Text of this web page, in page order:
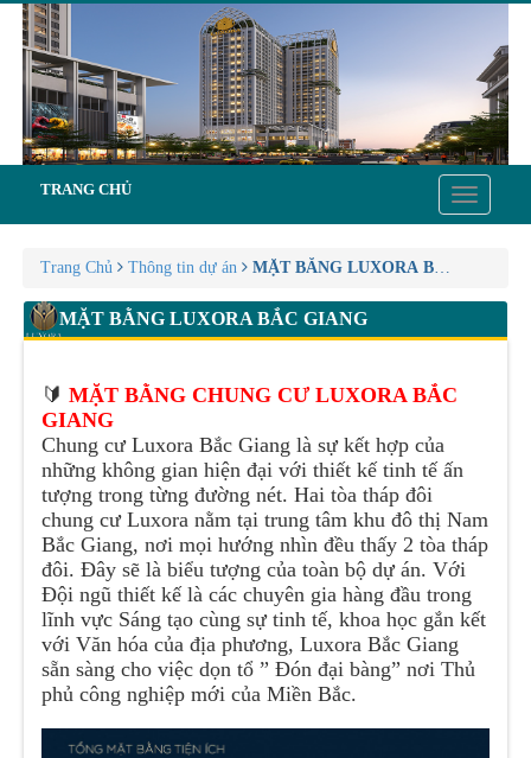
Toggle
TRANG CHỦ
Trang Chủ Thông tin dự án MẶT BẰNG LUXORA BẮC GIANG
MẶT BẰNG LUXORA BẮC GIANG
🔰MẶT BẰNG CHUNG CƯ LUXORA BẮC
GIANG
Chung cư Luxora Bắc Giang là sự kết hợp của
những không gian hiện đại với thiết kế tinh tế ấn
tượng trong từng đường nét. Hai tòa tháp đôi
chung cư Luxora nằm tại trung tâm khu đô thị Nam
Bắc Giang, nơi mọi hướng nhìn đều thấy 2 tòa tháp
đôi. Đây sẽ là biểu tượng của toàn bộ dự án. Với
Đội ngũ thiết kế là các chuyên gia hàng đầu trong
lĩnh vực Sáng tạo cùng sự tinh tế, khoa học gắn kết
với Văn hóa của địa phương, Luxora Bắc Giang
sẵn sàng cho việc dọn tổ ” Đón đại bàng” nơi Thủ
phủ công nghiệp mới của Miền Bắc.